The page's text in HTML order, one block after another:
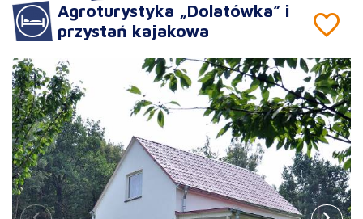
Agroturystyka „Dolatówka” i
przystań kajakowa